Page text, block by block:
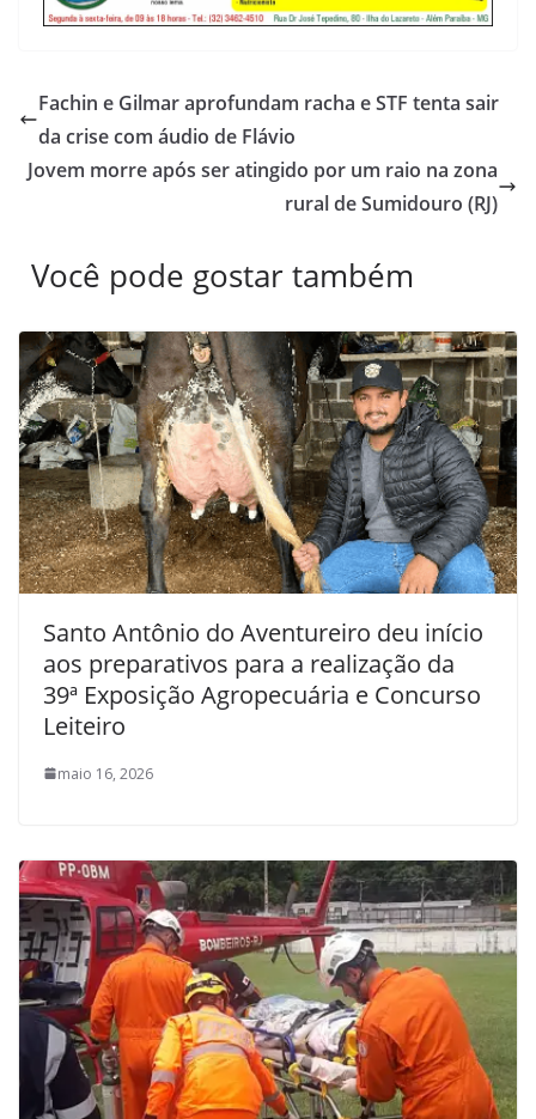
Fachin e Gilmar aprofundam racha e STF tenta sair
da crise com áudio de Flávio
Jovem morre após ser atingido por um raio na zona
rural de Sumidouro (RJ)
Você pode gostar também
Santo Antônio do Aventureiro deu início
aos preparativos para a realização da
39ª Exposição Agropecuária e Concurso
Leiteiro
maio 16, 2026